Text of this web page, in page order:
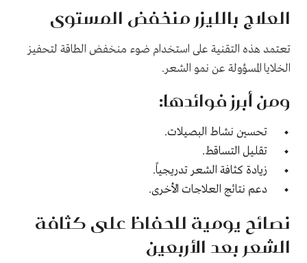
العلاج بالليزر منخفض المستوى
تعتمد هذه التقنية على استخدام ضوء منخفض الطاقة لتحفيز
الخلايا المسؤولة عن نمو الشعر.
ومن أبرز فوائدها:
تحسين نشاط البصيلات.
تقليل التساقط.
زيادة كثافة الشعر تدريجياً.
دعم نتائج العلاجات الأخرى.
نصائح يومية للحفاظ على كثافة
الشعر بعد الأربعين